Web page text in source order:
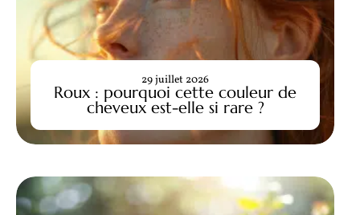
Roux : pourquoi cette couleur de
cheveux est-elle si rare ?
29 juillet 2026